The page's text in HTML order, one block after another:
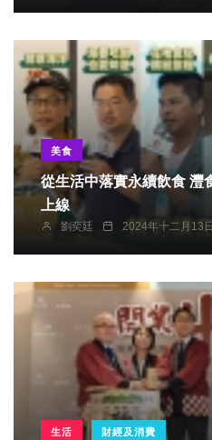
美食
從生活中落實永續飲食 灃
上線
劉奕廷 2024年十二月13日
生活 財經及消費